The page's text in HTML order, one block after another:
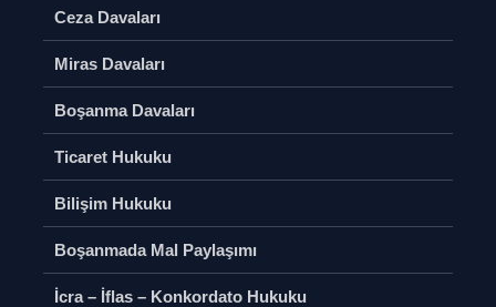
Ceza Davaları
Miras Davaları
Boşanma Davaları
Ticaret Hukuku
Bilişim Hukuku
Boşanmada Mal Paylaşımı
İcra – İflas – Konkordato Hukuku